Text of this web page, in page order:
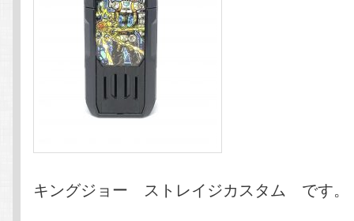
キングジョー ストレイジカスタム です。